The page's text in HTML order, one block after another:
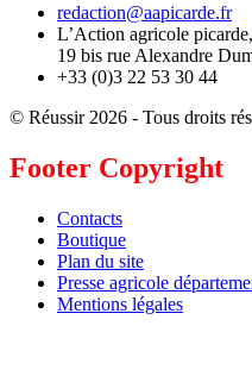
redaction@aapicarde.fr
L’Action agricole picarde,
19 bis rue Alexandre
+33 (0)3 22 53 30 44
© Réussir 2026 - Tous droits
Footer Copyright
Contacts
Boutique
Plan du site
Presse agricole
Mentions légales